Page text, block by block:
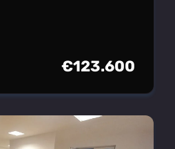
€123.600